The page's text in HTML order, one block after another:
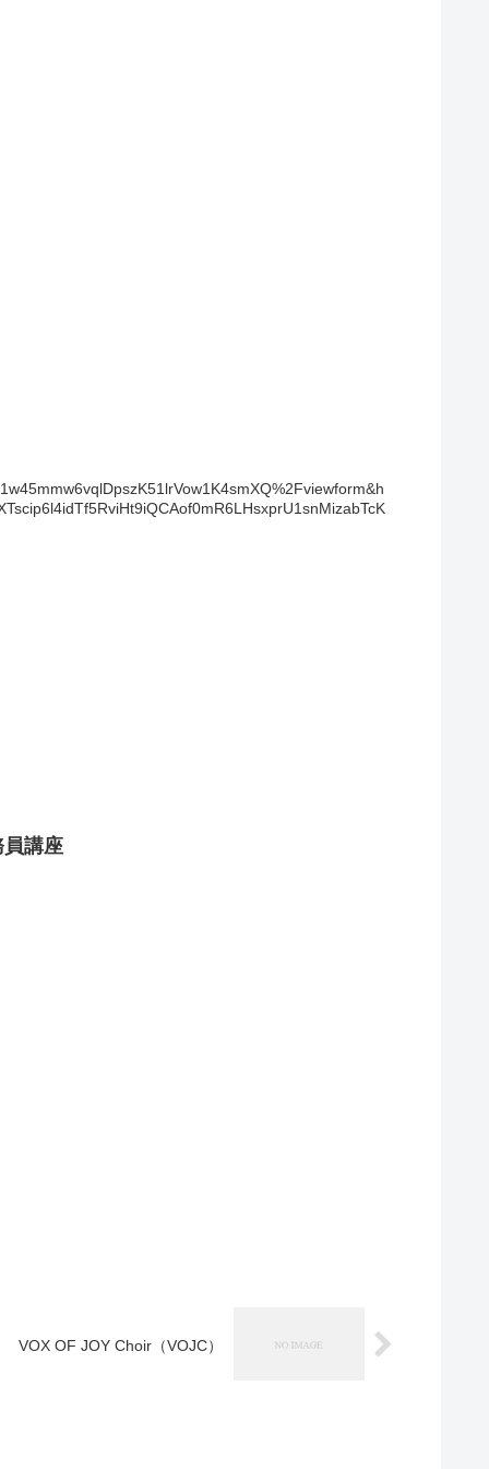
講座
VOX OF JOY Choir（VOJC）